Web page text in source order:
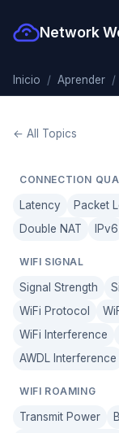
Network
Inicio Aprender
← All Topics
CONNECTION
Latency Packet
Double NAT
IPv6
WIFI SIGNAL
Signal Strength
WiFi Protocol
WiFi Interference
AWDL Interference
WIFI ROAMING
Transmit Power